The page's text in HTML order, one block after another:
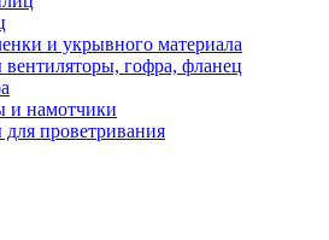
и укрывного материала
гофра, фланец
и намотчики
проветривания